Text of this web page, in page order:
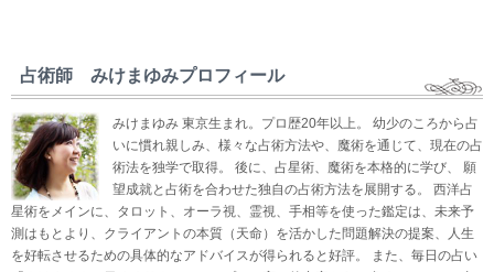
占術師 みけまゆみプロフィール
みけまゆみ 東京生まれ。プロ歴20年以上。 幼少のころから占
いに慣れ親しみ、様々な占術方法や、魔術を通じて、現在の占
術法を独学で取得。 後に、占星術、魔術を本格的に学び、 願
望成就と占術を合わせた独自の占術方法を展開する。 西洋占
星術をメインに、タロット、オーラ視、霊視、手相等を使った鑑定は、未来予
測はもとより、クライアントの本質（天命）を活かした問題解決の提案、人生
を好転させるための具体的なアドバイスが得られると好評。 また、毎日の占い